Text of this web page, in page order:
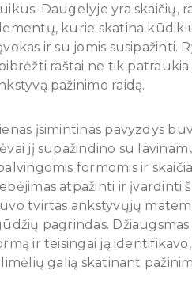
Daugelyje yra skaičių,
kurie skatina
ir su jomis susipažinti.
raštai ne tik
pažinimo raidą.
įsimintinas pavyzdys
jį supažindino su
formomis ir
atpažinti ir įvardinti
tvirtas ankstyvųjų
pagrindas.
ir teisingai ją
galią skatinant